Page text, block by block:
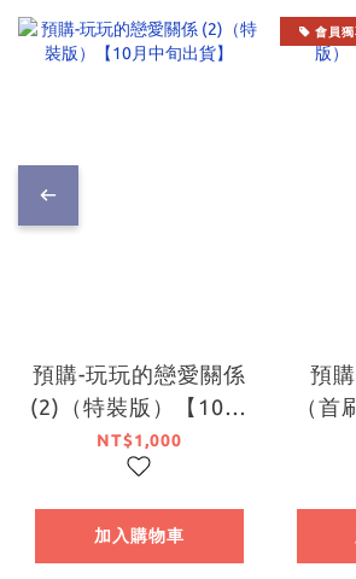
預購-玩玩的戀愛關係
(2)（特裝版）【10月
中旬出貨】
NT$1,000
加入購物車
會員獨
預
（首